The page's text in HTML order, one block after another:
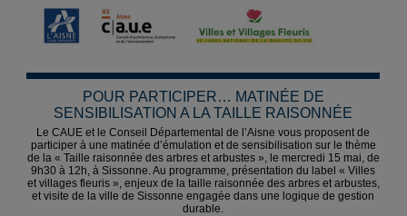
POUR PARTICIPER… MATINÉE DE
SENSIBILISATION A LA TAILLE RAISONNÉE
Le CAUE et le Conseil Départemental de l’Aisne vous proposent de
participer à une matinée d’émulation et de sensibilisation sur le thème
de la « Taille raisonnée des arbres et arbustes », le mercredi 15 mai, de
9h30 à 12h, à Sissonne. Au programme, présentation du label « Villes
et villages fleuris », enjeux de la taille raisonnée des arbres et arbustes,
et visite de la ville de Sissonne engagée dans une logique de gestion
durable.